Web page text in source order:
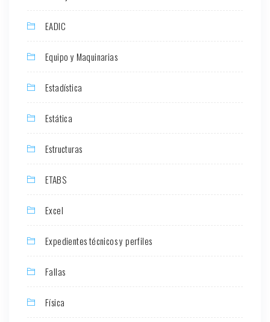
EADIC
Equipo y Maquinarias
Estadística
Estática
Estructuras
ETABS
Excel
Expedientes técnicos y perfiles
Fallas
Física